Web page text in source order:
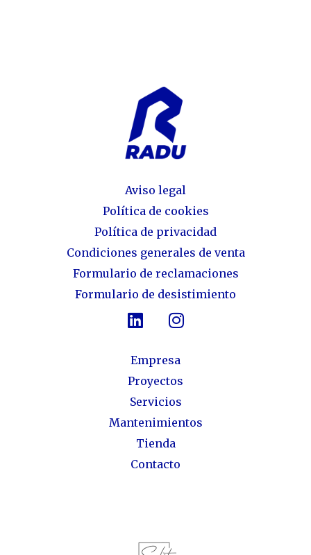
Aviso legal
Política de cookies
Política de privacidad
Condiciones generales de venta
Formulario de reclamaciones
Formulario de desistimiento
Empresa
Proyectos
Servicios
Mantenimientos
Tienda
Contacto